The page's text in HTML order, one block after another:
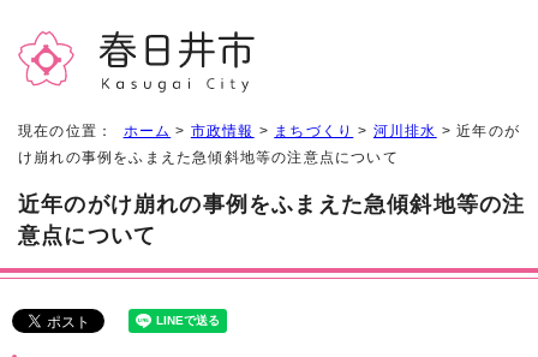
現在の位置： ホーム > 市政情報 > まちづくり > 河川排水 > 近年のが
け崩れの事例をふまえた急傾斜地等の注意点について
近年のがけ崩れの事例をふまえた急傾斜地等の注
意点について